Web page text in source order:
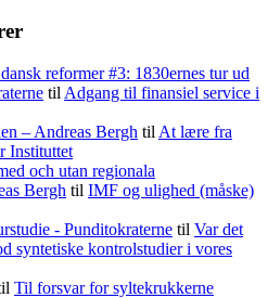
reformer #3: 1830ernes tur ud
til Adgang til finansiel service i
– Andreas Bergh til At lære fra
Instituttet
och utan regionala
Bergh til IMF og ulighed (måske)
- Punditokraterne til Var det
syntetiske kontrolstudier i vores
Til forsvar for syltekrukkerne